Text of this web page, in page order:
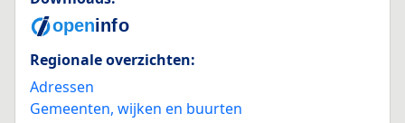
Regionale overzichten:
Adressen
Gemeenten, wijken en buurten